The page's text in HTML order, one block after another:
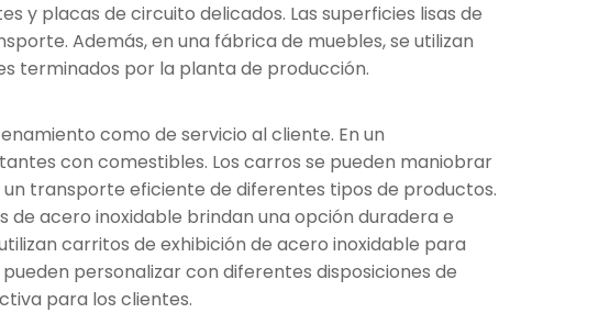
placas de circuito delicados. Las superficies lisas de
Además, en una fábrica de muebles, se utilizan
terminados por la planta de producción.
como de servicio al cliente. En un
con comestibles. Los carros se pueden maniobrar
transporte eficiente de diferentes tipos de productos.
acero inoxidable brindan una opción duradera e
carritos de exhibición de acero inoxidable para
personalizar con diferentes disposiciones de
para los clientes.